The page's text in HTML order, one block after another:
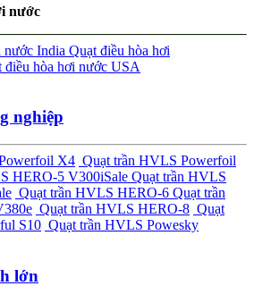
nước
nước India Quạt điều hòa hơi
điều hòa hơi nước USA
nghiệp
X4 Quạt trần HVLS Powerfoil
HERO-5 V300iSale Quạt trần HVLS
Quạt trần HVLS HERO-6 Quạt trần
Quạt trần HVLS HERO-8 Quạt
S10 Quạt trần HVLS Powesky
lớn